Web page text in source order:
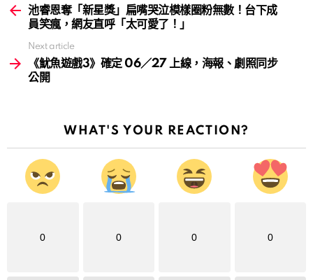
more池睿恩奪「新星獎」扁嘴哭泣模樣圈粉無數！台下成
員笑瘋，網友直呼「太可愛了！」
Next article
《魷魚遊戲3》確定 06／27 上線，海報、劇照同步
公開
WHAT'S YOUR REACTION?
0 0 0 0